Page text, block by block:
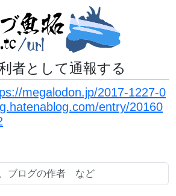
者として通報する
megalodon.jp/2017-1227-0
entry/20160